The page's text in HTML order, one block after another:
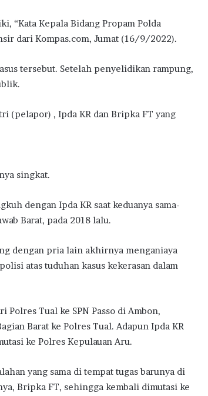
“Kata Kepala Bidang Propam Polda
dari Kompas.com, Jumat (16/9/2022).
tersebut. Setelah penyelidikan rampung,
(pelapor) , Ipda KR dan Bripka FT yang
singkat.
dengan Ipda KR saat keduanya sama-
Barat, pada 2018 lalu.
dengan pria lain akhirnya menganiaya
atas tuduhan kasus kekerasan dalam
Tual ke SPN Passo di Ambon,
Barat ke Polres Tual. Adapun Ipda KR
ke Polres Kepulauan Aru.
yang sama di tempat tugas barunya di
Bripka FT, sehingga kembali dimutasi ke